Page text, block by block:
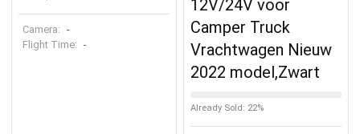
Camera: -
Flight Time: -
12V/24V voor
Camper Truck
Vrachtwagen Nieuw
2022 model,Zwart
Already Sold: 22%